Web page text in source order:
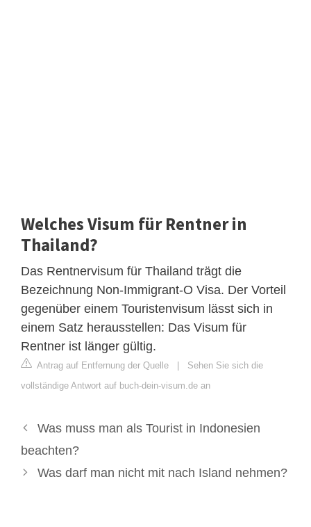
Welches Visum für Rentner in
Thailand?
Das Rentnervisum für Thailand trägt die
Bezeichnung Non-Immigrant-O Visa. Der Vorteil
gegenüber einem Touristenvisum lässt sich in
einem Satz herausstellen: Das Visum für
Rentner ist länger gültig.
Antrag auf Entfernung der Quelle | Sehen Sie sich die
vollständige Antwort auf buch-dein-visum.de an
Was muss man als Tourist in Indonesien
beachten?
Was darf man nicht mit nach Island nehmen?